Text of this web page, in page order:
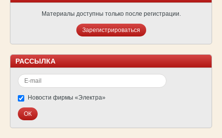
Материалы доступны только после регистрации.
Зарегистрироваться
РАССЫЛКА
Новости фирмы «Электра»